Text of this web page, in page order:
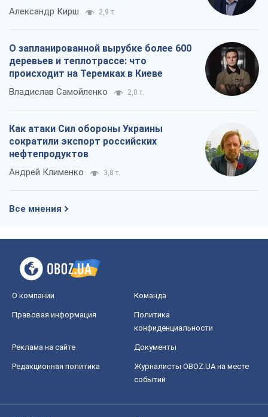
Александр Кирш 2,9 т.
О запланированной вырубке более 600
деревьев и теплотрассе: что
происходит на Теремках в Киеве
Владислав Самойленко 2,0 т.
Как атаки Сил обороны Украины
сократили экспорт российских
нефтепродуктов
Андрей Клименко 3,8 т.
Все мнения
О компании Команда
Правовая информация
Политика
конфиденциальности
Реклама на сайте Документы
Редакционная политика
Журналисты OBOZ.UA на месте
событий